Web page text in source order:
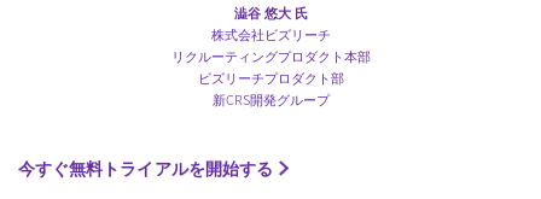
澁谷 悠大 氏
株式会社ビズリーチ
リクルーティングプロダクト本部
ビズリーチプロダクト部
新CRS開発グループ
今すぐ無料トライアルを開始する